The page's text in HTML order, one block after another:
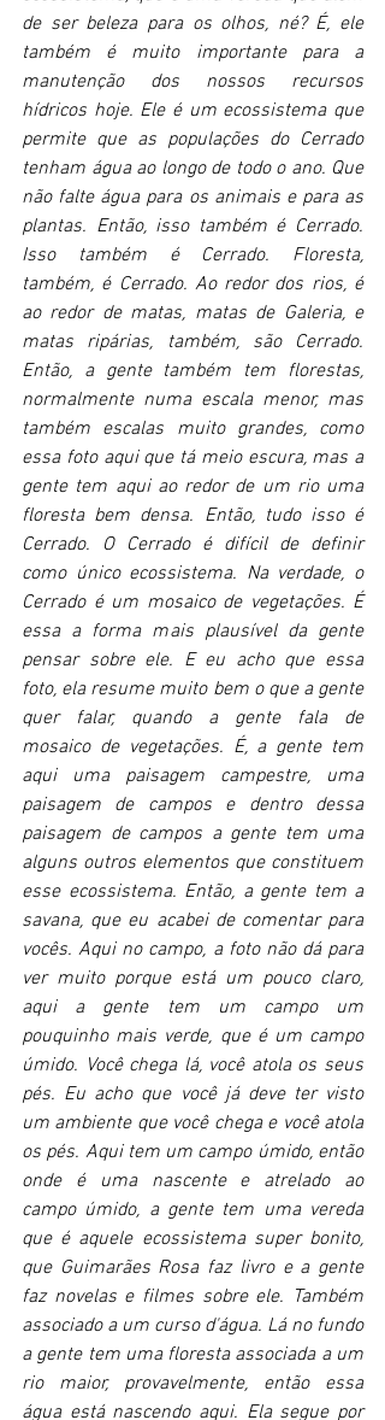
de ser beleza para os olhos, né? É, ele
também é muito importante para a
manutenção dos nossos recursos
hídricos hoje. Ele é um ecossistema que
permite que as populações do Cerrado
tenham água ao longo de todo o ano. Que
não falte água para os animais e para as
plantas. Então, isso também é Cerrado.
Isso também é Cerrado. Floresta,
também, é Cerrado. Ao redor dos rios, é
ao redor de matas, matas de Galeria, e
matas ripárias, também, são Cerrado.
Então, a gente também tem florestas,
normalmente numa escala menor, mas
também escalas muito grandes, como
essa foto aqui que tá meio escura, mas a
gente tem aqui ao redor de um rio uma
floresta bem densa. Então, tudo isso é
Cerrado. O Cerrado é difícil de definir
como único ecossistema. Na verdade, o
Cerrado é um mosaico de vegetações. É
essa a forma mais plausível da gente
pensar sobre ele. E eu acho que essa
foto, ela resume muito bem o que a gente
quer falar, quando a gente fala de
mosaico de vegetações. É, a gente tem
aqui uma paisagem campestre, uma
paisagem de campos e dentro dessa
paisagem de campos a gente tem uma
alguns outros elementos que constituem
esse ecossistema. Então, a gente tem a
savana, que eu acabei de comentar para
vocês. Aqui no campo, a foto não dá para
ver muito porque está um pouco claro,
aqui a gente tem um campo um
pouquinho mais verde, que é um campo
úmido. Você chega lá, você atola os seus
pés. Eu acho que você já deve ter visto
um ambiente que você chega e você atola
os pés. Aqui tem um campo úmido, então
onde é uma nascente e atrelado ao
campo úmido, a gente tem uma vereda
que é aquele ecossistema super bonito,
que Guimarães Rosa faz livro e a gente
faz novelas e filmes sobre ele. Também
associado a um curso d'água. Lá no fundo
a gente tem uma floresta associada a um
rio maior, provavelmente, então essa
água está nascendo aqui. Ela segue por